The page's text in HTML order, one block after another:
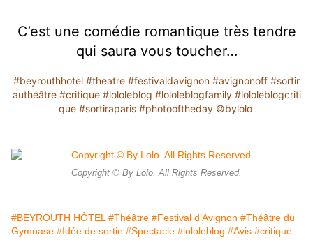
C’est une comédie romantique très tendre
qui saura vous toucher…
#beyrouthhotel #theatre #festivaldavignon #avignonoff #sortir
authéâtre #critique #lololeblog #lololeblogfamily #lololeblogcriti
que #sortiraparis #photooftheday©️bylolo
Copyright © By Lolo. All Rights Reserved.
#BEYROUTH HÔTEL #Théâtre #Festival d’Avignon #Théâtre du
Gymnase #Idée de sortie #Spectacle #lololeblog #Avis #critique